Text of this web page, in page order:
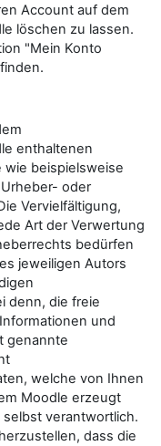
Account auf dem
löschen zu lassen.
"Mein Konto
enthaltenen
beispielsweise
oder
Vervielfältigung,
Art der Verwertung
bedürfen
jeweiligen Autors
denn, die freie
und
genannte
welche von Ihnen
Moodle erzeugt
verantwortlich.
dass die